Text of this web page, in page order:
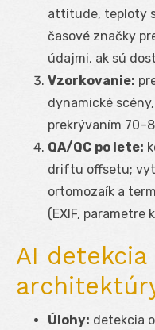
attitude, teploty
časové značky
údajmi, ak sú
Vzorkovanie:
dynamické
prekrývaním
QA/QC po lete:
driftu offsetu;
ortomozaík a
(EXIF, parametre
AI detekcia
Úlohy: detekcia